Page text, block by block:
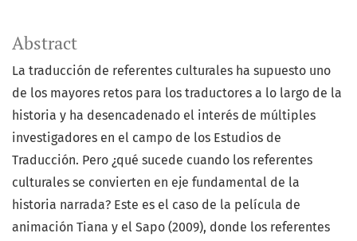
Abstract
La traducción de referentes culturales ha supuesto uno
de los mayores retos para los traductores a lo largo de la
historia y ha desencadenado el interés de múltiples
investigadores en el campo de los Estudios de
Traducción. Pero ¿qué sucede cuando los referentes
culturales se convierten en eje fundamental de la
historia narrada? Este es el caso de la película de
animación Tiana y el Sapo (2009), donde los referentes